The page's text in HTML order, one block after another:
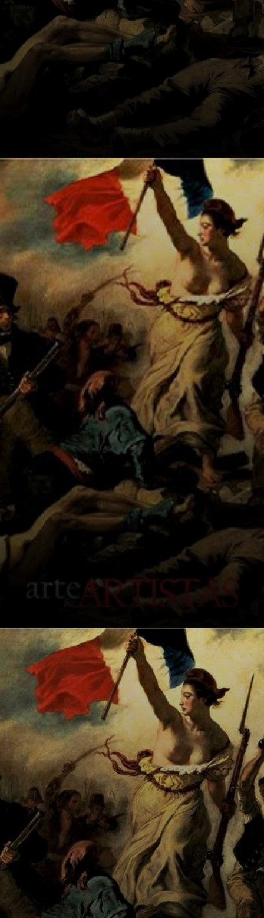
La Libertad es una
hija del pueblo,
forjada en sus
entrañas, viva,
resuelta e
impetuosa.
La pintura es una
visión romántica,
pero también
visceral, de la
Revolución
Francesa de julio
de 1830.